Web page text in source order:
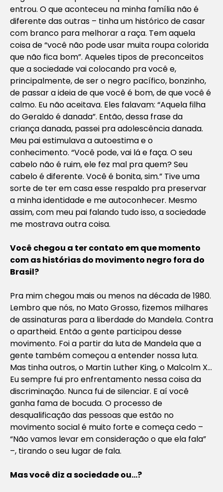
entrou. O que aconteceu na minha família não é
diferente das outras – tinha um histórico de casar
com branco para melhorar a raça. Tem aquela
coisa de “você não pode usar muita roupa colorida
que não fica bom”. Aqueles tipos de preconceitos
que a sociedade vai colocando pra você e,
principalmente, de ser o negro pacífico, bonzinho,
de passar a ideia de que você é bom, de que você é
calmo. Eu não aceitava. Eles falavam: “Aquela filha
do Geraldo é danada”. Então, dessa frase da
criança danada, passei pra adolescência danada.
Meu pai estimulava a autoestima e o
conhecimento. “Você pode, vai lá e faça. O seu
cabelo não é ruim, ele fez mal pra quem? Seu
cabelo é diferente. Você é bonita, sim.” Tive uma
sorte de ter em casa esse respaldo pra preservar
a minha identidade e me autoconhecer. Mesmo
assim, com meu pai falando tudo isso, a sociedade
me mostrava outra coisa.
Você chegou a ter contato em que momento
com as histórias do movimento negro fora do
Brasil?
Pra mim chegou mais ou menos na década de 1980.
Lembro que nós, no Mato Grosso, fizemos milhares
de assinaturas para a liberdade do Mandela. Contra
o apartheid. Então a gente participou desse
movimento. Foi a partir da luta de Mandela que a
gente também começou a entender nossa luta.
Mas tinha outros, o Martin Luther King, o Malcolm X…
Eu sempre fui pro enfrentamento nessa coisa da
discriminação. Nunca fui de silenciar. E aí você
ganha fama de bocuda. O processo de
desqualificação das pessoas que estão no
movimento social é muito forte e começa cedo –
“Não vamos levar em consideração o que ela fala”
–, tirando o seu lugar de fala.
Mas você diz a sociedade ou…?